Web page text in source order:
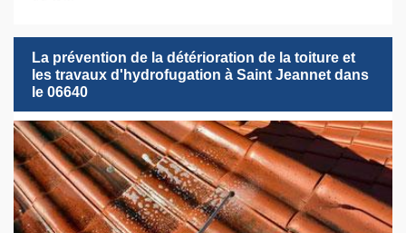
La prévention de la détérioration de la toiture et
les travaux d'hydrofugation à Saint Jeannet dans
le 06640